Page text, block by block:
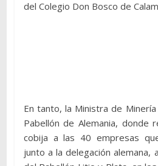
del Colegio Don Bosco de
En tanto, la Ministra de
Pabellón de Alemania, donde
cobija a las 40 empresas
junto a la delegación alemana,